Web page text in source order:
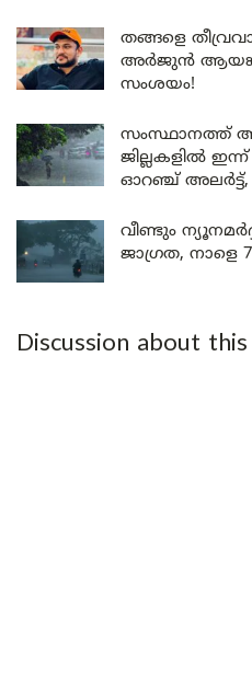
തങ്ങളെ
അർജുൻ ആയങ്കി
സംശയം!
സംസ്ഥാനത്ത്
ജില്ലകളിൽ
ഓറഞ്ച് അലർട്ട്,
വീണ്ടും
ജാഗ്രത, നാളെ
Discussion about